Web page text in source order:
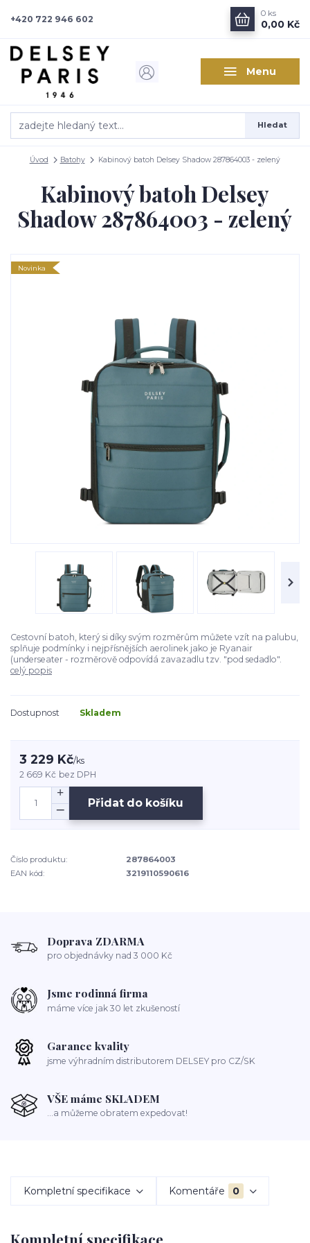
Menu
Hledat
+420 722 946 602
0 ks
0,00 Kč
Úvod Batohy Kabinový batoh Delsey Shadow 287864003 - zelený
Kabinový batoh Delsey
Shadow 287864003 - zelený
Novinka
Cestovní batoh, který si díky svým rozměrům můžete vzít na palubu,
splňuje podmínky i nejpřísnějších aerolinek jako je Ryanair
(underseater - rozměrově odpovídá zavazadlu tzv. "pod sedadlo".
celý popis
Dostupnost Skladem
3 229 Kč/ks
2 669 Kč bez DPH
Přidat do košíku
Číslo produktu:
287864003
EAN kód:
3219110590616
Doprava ZDARMA
pro objednávky nad 3 000 Kč
Jsme rodinná firma
máme více jak 30 let zkušeností
Garance kvality
jsme výhradním distributorem DELSEY pro CZ/SK
VŠE máme SKLADEM
...a můžeme obratem expedovat!
Kompletní specifikace Komentáře 0
Kompletní specifikace